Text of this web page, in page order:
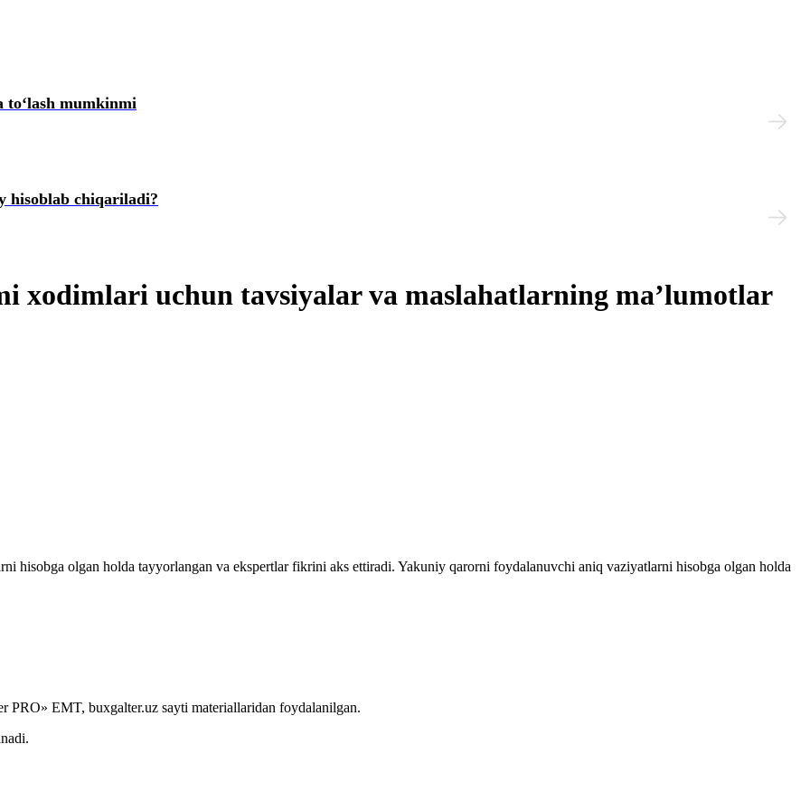
toʻlash mumkinmi
hisoblab chiqariladi?
хodimlari uchun tavsiyalar va maslahatlarning ma’lumotlar
hisobga olgan holda tayyorlangan va ekspertlar fikrini aks ettiradi. Yakuniy qarorni foydalanuvchi aniq vaziyatlarni hisobga olgan holda
PRO» EMT, buxgalter.uz sayti materiallaridan foydalanilgan.